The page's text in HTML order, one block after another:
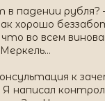
падении рубля?
хорошо
во всем
к
написал